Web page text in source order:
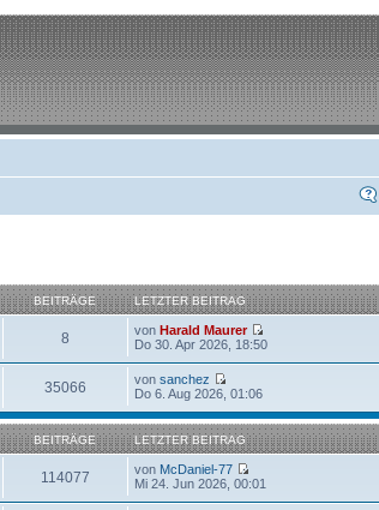
BEITRÄGE LETZTER BEITRAG
8 vonHarald Maurer
Do 30. Apr 2026, 18:50
35066 vonsanchez
Do 6. Aug 2026, 01:06
BEITRÄGE LETZTER BEITRAG
114077 von McDaniel-77
Mi 24. Jun 2026, 00:01